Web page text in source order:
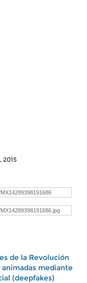
2015
de la Revolución
mediante
(deepfakes)